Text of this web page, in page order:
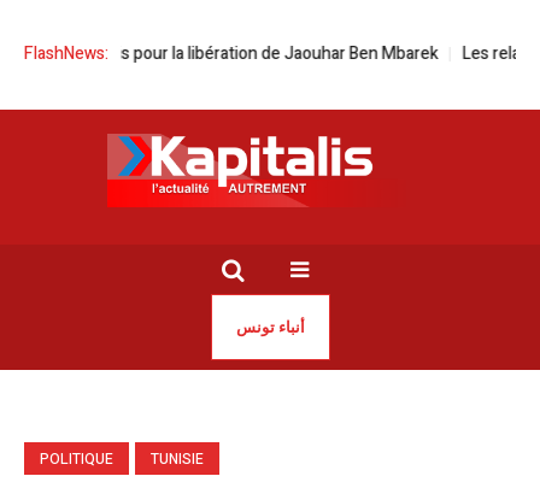
FlashNews:
à Paris pour la libération de Jaouhar Ben Mbarek Les relations
أنباء تونس
POLITIQUE TUNISIE